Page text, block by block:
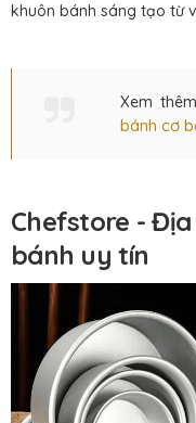
khuôn bánh sáng tạo từ
Xem
bánh cơ
Chefstore -
bánh uy tín